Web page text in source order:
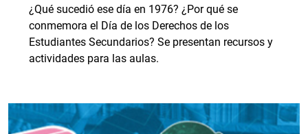
¿Qué sucedió ese día en 1976? ¿Por qué se
conmemora el Día de los Derechos de los
Estudiantes Secundarios? Se presentan recursos y
actividades para las aulas.